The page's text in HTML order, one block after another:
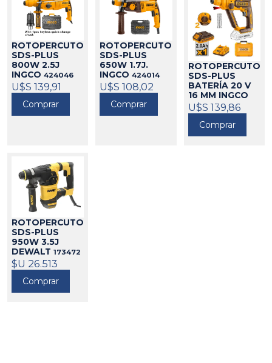
ROTOPERCUTOR
SDS-PLUS
800W 2.5J
INGCO 424046
U$S 139,91
Comprar
ROTOPERCUTOR
SDS-PLUS
650W 1.7J.
INGCO424014
U$S 108,02
Comprar
ROTOPERCUTOR
SDS-PLUS
BATERÍA 20 V
16 MM INGCO
424613
U$S 139,86
Comprar
ROTOPERCUTOR
SDS-PLUS
950W 3.5J
DEWALT 173472
$U 26.513
Comprar